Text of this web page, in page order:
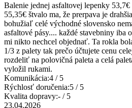
Balenie jednej asfaltovej lepenky 53,7€
55,35€ štvalo ma, že prerpava je
bohužiaľ celé východné slovensko
asfaltové pásy.... každé stavebniny iba
mi nikto nechcel objednať. Ta rokla
1/3 z palety tak prečo účtujete cenu
rozdeliť na polovičná paleta a celá
vyložil rukami.
Komunikácia:4 / 5
Rýchlosť doručenia:5 / 5
Kvalita dopravy:- / 5
23.04.2026